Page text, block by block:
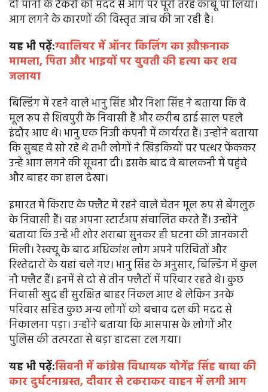
दो पानी के टैंकरों की मदद से आग पर पूरी तरह काबू पा लिया।
आग लगने के कारणों की विस्तृत जांच की जा रही है।
यह भी पढ़ें:ग्वालियर में ऑनर किलिंग का ख़ौफ़नाक
मामला, पिता और भाइयों पर युवती की हत्या कर शव
जलाया
बिल्डिंग में रहने वाले भानु सिंह और निशा सिंह ने बताया कि वे
मूल रूप से शिवपुरी के निवासी हैं और करीब ढाई साल पहले
इंदौर आए थे। भानु एक निजी कंपनी में कार्यरत हैं। उन्होंने बताया
कि सुबह वे सो रहे थे तभी लोगों ने खिड़कियों पर पत्थर फेंककर
उन्हें आग लगने की सूचना दी। इसके बाद वे बालकनी में पहुंचे
और बाहर का हाल देखा।
इमारत में किराए के फ्लैट में रहने वाले चेतन मूल रूप से बेंगलुरु
के निवासी हैं। वह अपना स्टार्टअप संचालित करते हैं। उन्होंने
बताया कि उन्हें भी शोर शराबा सुनकर ही घटना की जानकारी
मिली। रेस्क्यू के बाद अधिकांश लोग अपने परिचितों और
रिश्तेदारों के यहां चले गए। भानु सिंह के अनुसार, बिल्डिंग में कुल
नौ फ्लैट हैं। इनमें से दो से तीन फ्लैटों में परिवार रहते थे। कुछ
निवासी खुद ही सुरक्षित बाहर निकल आए थे लेकिन उनके
परिवार सहित कुछ अन्य लोगों को बचाव दल की मदद से
निकालना पड़ा। उन्होंने बताया कि आसपास के लोगों और
पुलिस की तत्परता से बड़ा हादसा टल गया।
यह भी पढ़ें:सिवनी में कांग्रेस विधायक योगेंद्र सिंह बाबा की
कार दुर्घटनाग्रस्त, दीवार से टकराकर वाहन में लगी आग